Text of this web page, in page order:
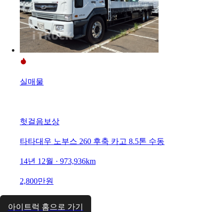
실매물
헛걸음보상
타타대우 노부스 260 후축 카고 8.5톤 수동
14년 12월 · 973,936km
2,800만원
아이트럭 홈으로 가기